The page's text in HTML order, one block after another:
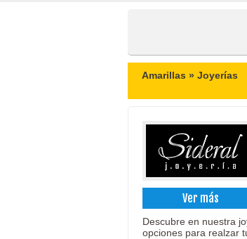
Amarillas » Joyerías
Ver más
Descubre en nuestra
opciones para realzar